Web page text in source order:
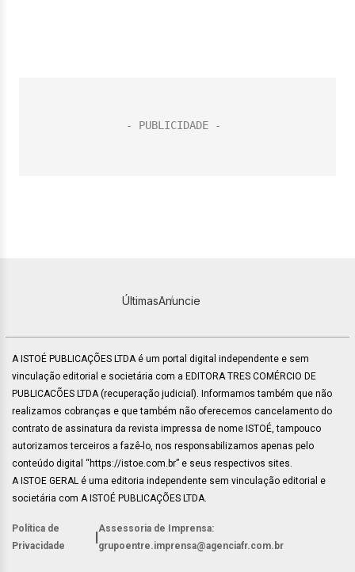
ÚltimasAnuncie
A ISTOÉ PUBLICAÇÕES LTDA é um portal digital independente e sem
vinculação editorial e societária com a EDITORA TRES COMÉRCIO DE
PUBLICACÕES LTDA (recuperação judicial). Informamos também que não
realizamos cobranças e que também não oferecemos cancelamento do
contrato de assinatura da revista impressa de nome ISTOÉ, tampouco
autorizamos terceiros a fazê-lo, nos responsabilizamos apenas pelo
conteúdo digital “https://istoe.com.br” e seus respectivos sites.
A ISTOE GERAL é uma editoria independente sem vinculação editorial e
societária com A ISTOÉ PUBLICAÇÕES LTDA.
Política de
Privacidade
Assessoria de Imprensa:
grupoentre.imprensa@agenciafr.com.br